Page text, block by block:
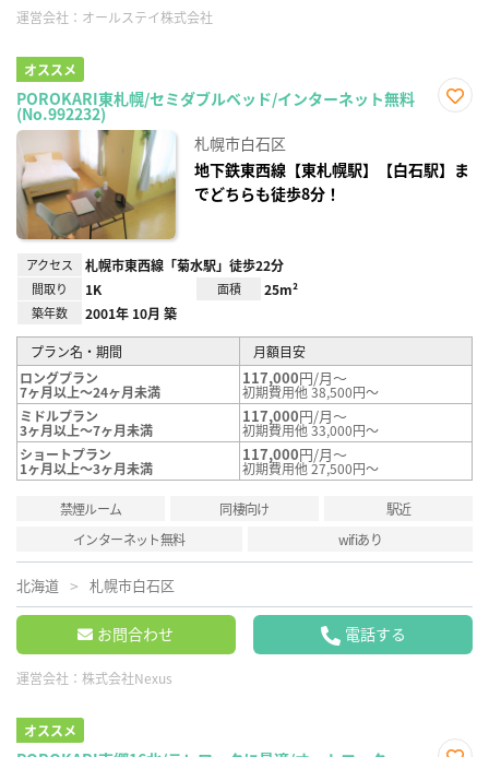
運営会社： オールステイ株式会社
オススメ
POROKARI東札幌/セミダブルベッド/インターネット無料
(No.992232)
録
札幌市白石区
地下鉄東西線【東札幌駅】【白石駅】ま
でどちらも徒歩8分！
アクセス 札幌市東西線「菊水駅」徒歩22分
間取り 1K 面積 25m²
築年数 2001年 10月 築
プラン名・期間
月額目安
ロングプラン
7ヶ月以上～24ヶ月未満
117,000円/月～
初期費用他 38,500円～
ミドルプラン
3ヶ月以上～7ヶ月未満
117,000円/月～
初期費用他 33,000円～
ショートプラン
1ヶ月以上～3ヶ月未満
117,000円/月～
初期費用他 27,500円～
禁煙ルーム 同棲向け
駅近
インターネット無料
wifiあり
北海道 札幌市白石区
お問合わせ 電話する
運営会社： 株式会社Nexus
オススメ